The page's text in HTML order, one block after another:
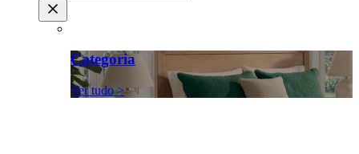
Categoria
Ver tudo >